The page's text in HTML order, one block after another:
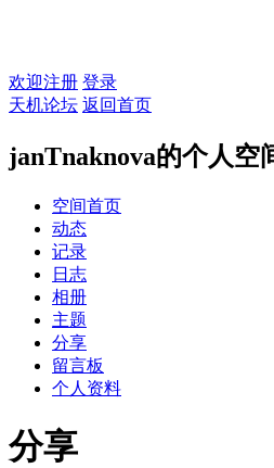
欢迎注册 登录
天机论坛 返回首页
janTnaknova的个人空
空间首页
动态
记录
日志
相册
主题
分享
留言板
个人资料
分享